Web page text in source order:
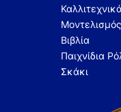
Καλλιτεχνικά
Μοντελισμός
Βιβλία
Παιχνίδια
Σκάκι